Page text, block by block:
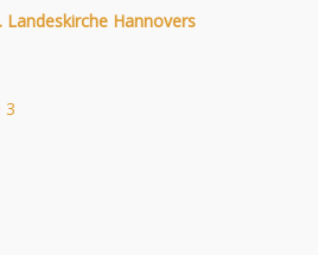
Hannovers
3